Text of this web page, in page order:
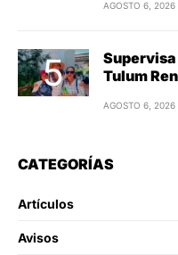
AGOSTO 6, 2026
Tulum
AGOSTO 6, 2026
CATEGORÍAS
Artículos
Avisos